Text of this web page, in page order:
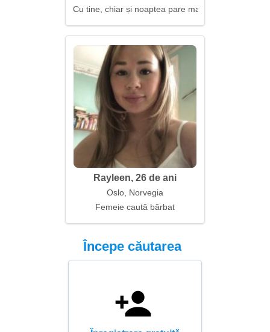
Cu tine, chiar și noaptea pare mai luminoasă
Rayleen, 26 de ani
Oslo, Norvegia
Femeie caută bărbat
Începe căutarea